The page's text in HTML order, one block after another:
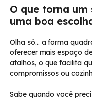
O que torna
uma boa
Olha só… a forma
oferecer mais espaço
atalhos, o que facilita
compromissos ou
Sabe quando você